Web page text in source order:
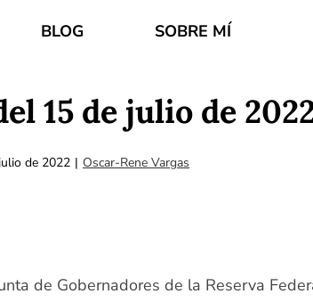
BLOG SOBRE MÍ
15 de julio de
de 2022 | Oscar-Rene Vargas
de Gobernadores de la Reserva